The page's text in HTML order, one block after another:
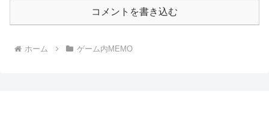
コメントを書き込む
ホーム ゲーム内MEMO